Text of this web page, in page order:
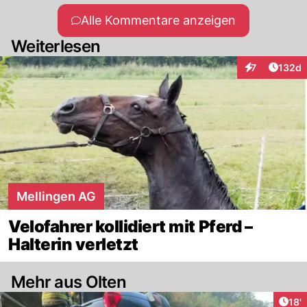
Alle Kommentare anzeigen
Weiterlesen
7
Interaktionen
132d
Mellingen AG
Velofahrer kollidiert mit Pferd –
Halterin verletzt
Mehr aus Olten
18'